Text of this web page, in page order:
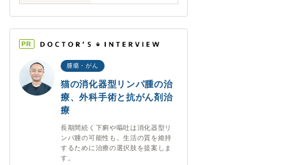
PR
腫瘍・がん
猫の消化器型リンパ腫の治
療、外科手術と抗がん剤治
療
長期間続く下痢や嘔吐は消化器型リ
ンパ腫の可能性も。生活の質を維持
するために治療の選択肢を提案しま
す。